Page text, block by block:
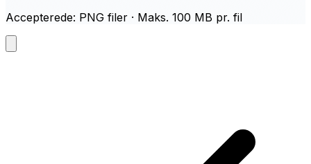
Accepterede: PNG filer · Maks. 100 MB pr. fil